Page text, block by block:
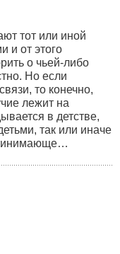
тот или иной
и от этого
о чьей-либо
Но если
то конечно,
лежит на
в детстве,
так или иначе